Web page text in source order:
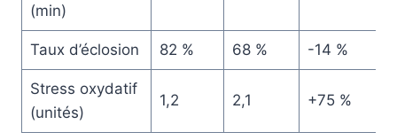
(min)
Taux d’éclosion 82 % 68 % -14 %
Stress oxydatif
(unités)
1,2 2,1 +75 %